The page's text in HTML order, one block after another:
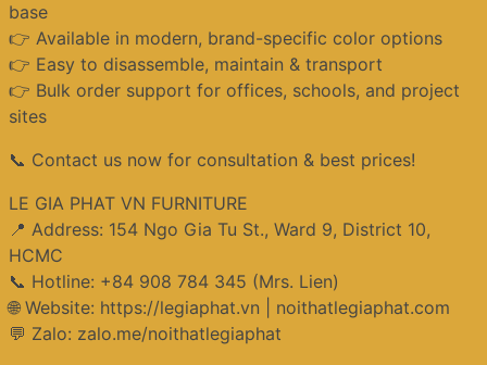
base
👉 Available in modern, brand-specific color options
👉 Easy to disassemble, maintain & transport
👉 Bulk order support for offices, schools, and project
sites
📞 Contact us now for consultation & best prices!
LE GIA PHAT VN FURNITURE
📍 Address: 154 Ngo Gia Tu St., Ward 9, District 10,
HCMC
📞 Hotline: +84 908 784 345 (Mrs. Lien)
🌐 Website: https://legiaphat.vn | noithatlegiaphat.com
💬 Zalo: zalo.me/noithatlegiaphat